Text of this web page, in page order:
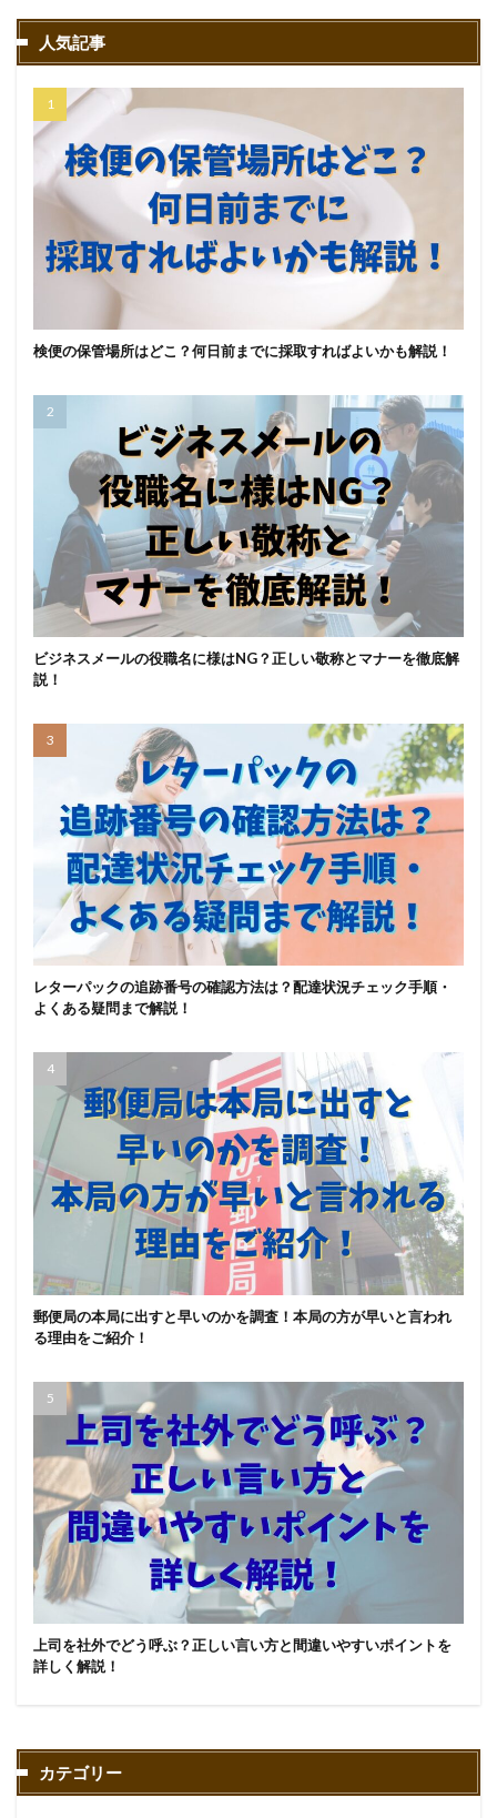
人気記事
検便の保管場所はどこ？何日前までに採取すればよいかも解説！
ビジネスメールの役職名に様はNG？正しい敬称とマナーを徹底解
説！
レターパックの追跡番号の確認方法は？配達状況チェック手順・
よくある疑問まで解説！
郵便局の本局に出すと早いのかを調査！本局の方が早いと言われ
る理由をご紹介！
上司を社外でどう呼ぶ？正しい言い方と間違いやすいポイントを
詳しく解説！
カテゴリー